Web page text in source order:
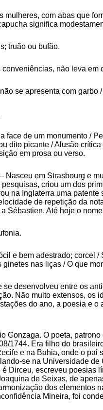
mulheres, com abas que
significa
truão ou bufão.
não leva em
se apresenta com
face de um monumento /
dito picante / Alusão
em prosa ou verso.
Nasceu em Strasbourg e
criou um dos
na Inglaterra uma
de repetição da
Sébastien. Até hoje o
e bem adestrado; corcel
nas liças / O que
se desenvolveu entre os
Não muito extensos, os
do ano, a poesia e
Gonzaga. O poeta,
1744. Era filho do
e na Bahia, onde o
se na Universidade
Dirceu, escreveu poesias
de Seixas, de
dos elementos
Mineira, foi